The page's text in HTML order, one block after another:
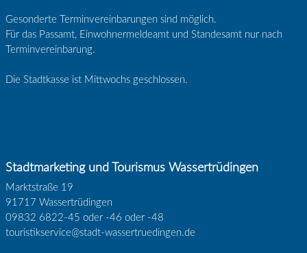
Gesonderte Terminvereinbarungen sind möglich.
Für das Passamt, Einwohnermeldeamt und Standesamt nur nach
Terminvereinbarung.
Die Stadtkasse ist Mittwochs geschlossen.
Stadtmarketing und Tourismus Wassertrüdingen
Marktstraße 19
91717 Wassertrüdingen
09832 6822-45 oder -46 oder -48
touristikservice@stadt-wassertruedingen.de